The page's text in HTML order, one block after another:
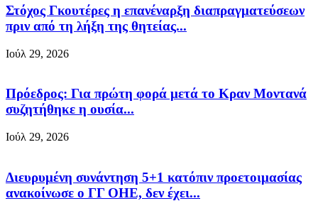
Στόχος Γκουτέρες η επανέναρξη διαπραγματεύσεων
πριν από τη λήξη της θητείας...
Ιούλ 29, 2026
Πρόεδρος: Για πρώτη φορά μετά το Κραν Μοντανά
συζητήθηκε η ουσία...
Ιούλ 29, 2026
Διευρυμένη συνάντηση 5+1 κατόπιν προετοιμασίας
ανακοίνωσε ο ΓΓ ΟΗΕ, δεν έχει...